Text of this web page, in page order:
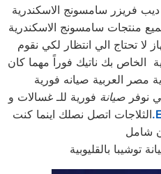
فريزر سامسونج الاسكندرية
منتجات سامسونج الاسكندرية
لا تحتاج الي انتظار لكي نقوم
الخاص بك ناتيك فوراً مهما كان
نوفرصيانة فورية للـ غسالات و
الثلاجات اتصل نصلك اينما كنت
شامل
توشيبا بالقليوبية